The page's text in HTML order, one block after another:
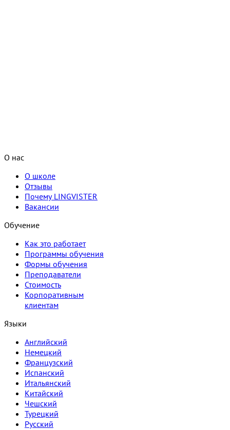
О нас
О школе
Отзывы
Почему LINGVISTER
Вакансии
Обучение
Как это работает
Программы обучения
Формы обучения
Преподаватели
Стоимость
Корпоративным
клиентам
Языки
Английский
Немецкий
Французский
Испанский
Итальянский
Китайский
Чешский
Турецкий
Русский